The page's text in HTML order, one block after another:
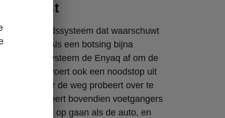
Assist
veiligheidssysteem dat waarschuwt
Als een botsing bijna
remt het systeem de Enyaq af om de
Het voert ook een noodstop uit
of fietser de weg probeert over te
detecteert bovendien voetgangers
kant op gaan als de auto, en